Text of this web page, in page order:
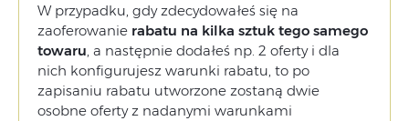
W przypadku, gdy zdecydowałeś się na
zaoferowanie rabatu na kilka sztuk tego samego
towaru, a następnie dodałeś np. 2 oferty i dla
nich konfigurujesz warunki rabatu, to po
zapisaniu rabatu utworzone zostaną dwie
osobne oferty z nadanymi warunkami